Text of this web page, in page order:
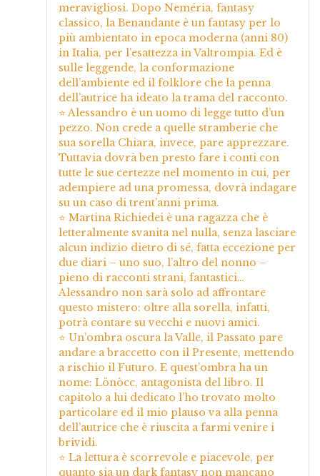
meravigliosi. Dopo Neméria, fantasy
classico, la Benandante è un fantasy per lo
più ambientato in epoca moderna (anni 80)
in Italia, per l’esattezza in Valtrompia. Ed è
sulle leggende, la conformazione
dell’ambiente ed il folklore che la penna
dell’autrice ha ideato la trama del racconto.
⭐ Alessandro è un uomo di legge tutto d’un
pezzo. Non crede a quelle stramberie che
sua sorella Chiara, invece, pare apprezzare.
Tuttavia dovrà ben presto fare i conti con
tutte le sue certezze nel momento in cui, per
adempiere ad una promessa, dovrà indagare
su un caso di trent’anni prima.
⭐ Martina Richiedei è una ragazza che è
letteralmente svanita nel nulla, senza lasciare
alcun indizio dietro di sé, fatta eccezione per
due diari – uno suo, l’altro del nonno –
pieno di racconti strani, fantastici…
Alessandro non sarà solo ad affrontare
questo mistero: oltre alla sorella, infatti,
potrà contare su vecchi e nuovi amici.
⭐ Un’ombra oscura la Valle, il Passato pare
andare a braccetto con il Presente, mettendo
a rischio il Futuro. E quest’ombra ha un
nome: Lönòcc, antagonista del libro. Il
capitolo a lui dedicato l’ho trovato molto
particolare ed il mio plauso va alla penna
dell’autrice che è riuscita a farmi venire i
brividi.
⭐ La lettura è scorrevole e piacevole, per
quanto sia un dark fantasy non mancano